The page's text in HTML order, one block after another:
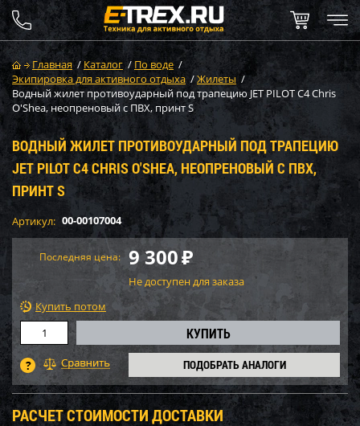
Главная / Каталог / По воде /
Экипировка для активного отдыха /Жилеты /
Водный жилет противоударный под трапецию JET PILOT C4 Chris
O'Shea, неопреновый c ПВХ, принт S
ВОДНЫЙ ЖИЛЕТ ПРОТИВОУДАРНЫЙ ПОД ТРАПЕЦИЮ
JET PILOT C4 CHRIS O'SHEA, НЕОПРЕНОВЫЙ C ПВХ,
ПРИНТ S
Артикул: 00-00107004
Последняя цена: 9 300₽
Не доступен для заказа
Купить потом
ПОДОБРАТЬ АНАЛОГИ
РАСЧЕТ СТОИМОСТИ ДОСТАВКИ